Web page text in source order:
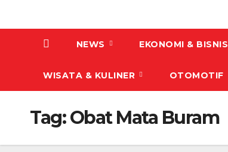
NEWS EKONOMI & BISNIS
WISATA & KULINER OTOMOTIF
Tag:Obat Mata Buram